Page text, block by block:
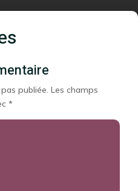
publiée. Les champs
*